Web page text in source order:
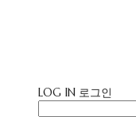
LOG IN 로그인